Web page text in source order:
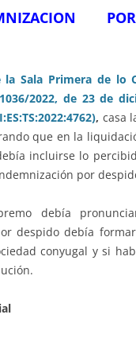
la Sala Primera de lo
2022, de 23 de
, casa
que en la
incluirse lo
por
debía
despido debía
conyugal y si